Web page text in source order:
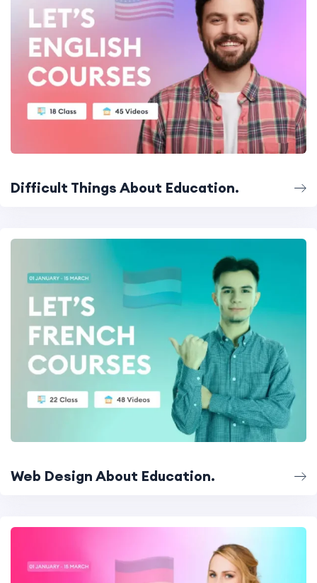
Difficult Things About Education.
Web Design About Education.